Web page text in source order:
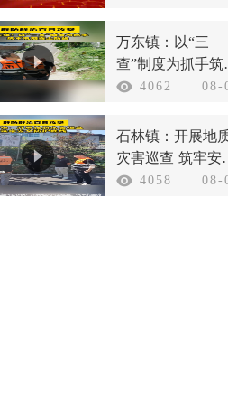
万东镇：以“三
查”制度为抓手筑
汛期安全防线
4062 08-
石林镇：开展地
灾害巡查 筑牢安
防护底线
4058 08-